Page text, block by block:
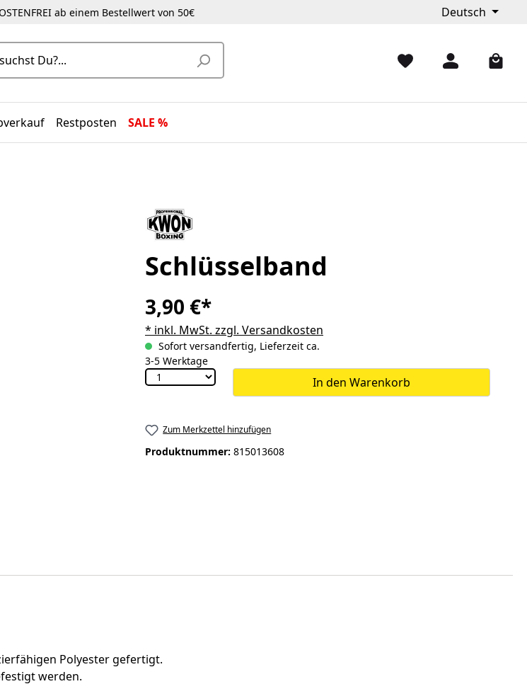
ab einem Bestellwert von 50€ Deutsch
Restposten SALE %
Schlüsselband
3,90 €*
* inkl. MwSt. zzgl. Versandkosten
Sofort versandfertig, Lieferzeit ca.
3-5 Werktage
In den Warenkorb
Zum Merkzettel hinzufügen
Produktnummer: 815013608
Polyester gefertigt.
werden.